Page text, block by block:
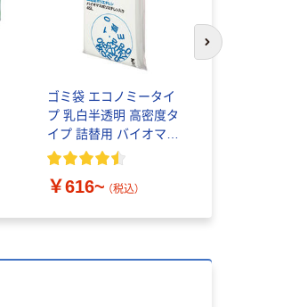
ゴミ袋 エコノミータイ
プ 乳白半透明 高密度タ
イプ 詰替用 バイオマス
素材10％配合
￥616~ （税込）
次のスライド